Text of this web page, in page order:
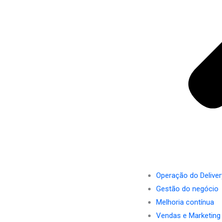
Operação do
Gestão do negócio
Melhoria contínua
Vendas e Marketing